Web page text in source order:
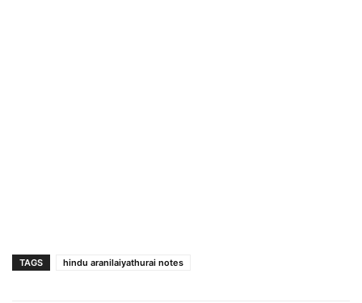
TAGS hindu aranilaiyathurai notes